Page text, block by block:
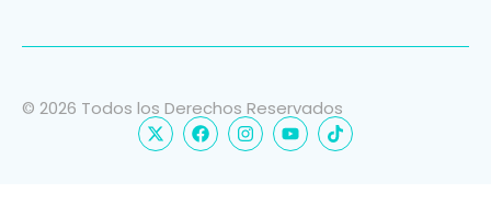
© 2026 Todos los Derechos Reservados